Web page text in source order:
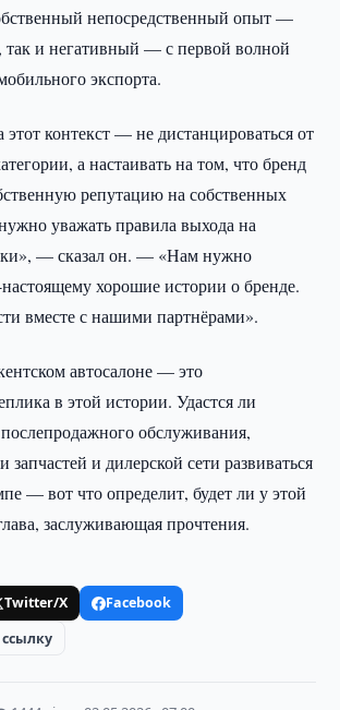
непосредственный опыт —
так и негативный — с первой волной
экспорта.
контекст — не дистанцироваться от
а настаивать на том, что бренд
репутацию на собственных
уважать правила выхода на
— сказал он. — «Нам нужно
настоящему хорошие истории о бренде.
вместе с нашими партнёрами».
автосалоне — это
в этой истории. Удастся ли
обслуживания,
запчастей и дилерской сети развиваться
— вот что определит, будет ли у этой
заслуживающая прочтения.
Twitter/X
Facebook